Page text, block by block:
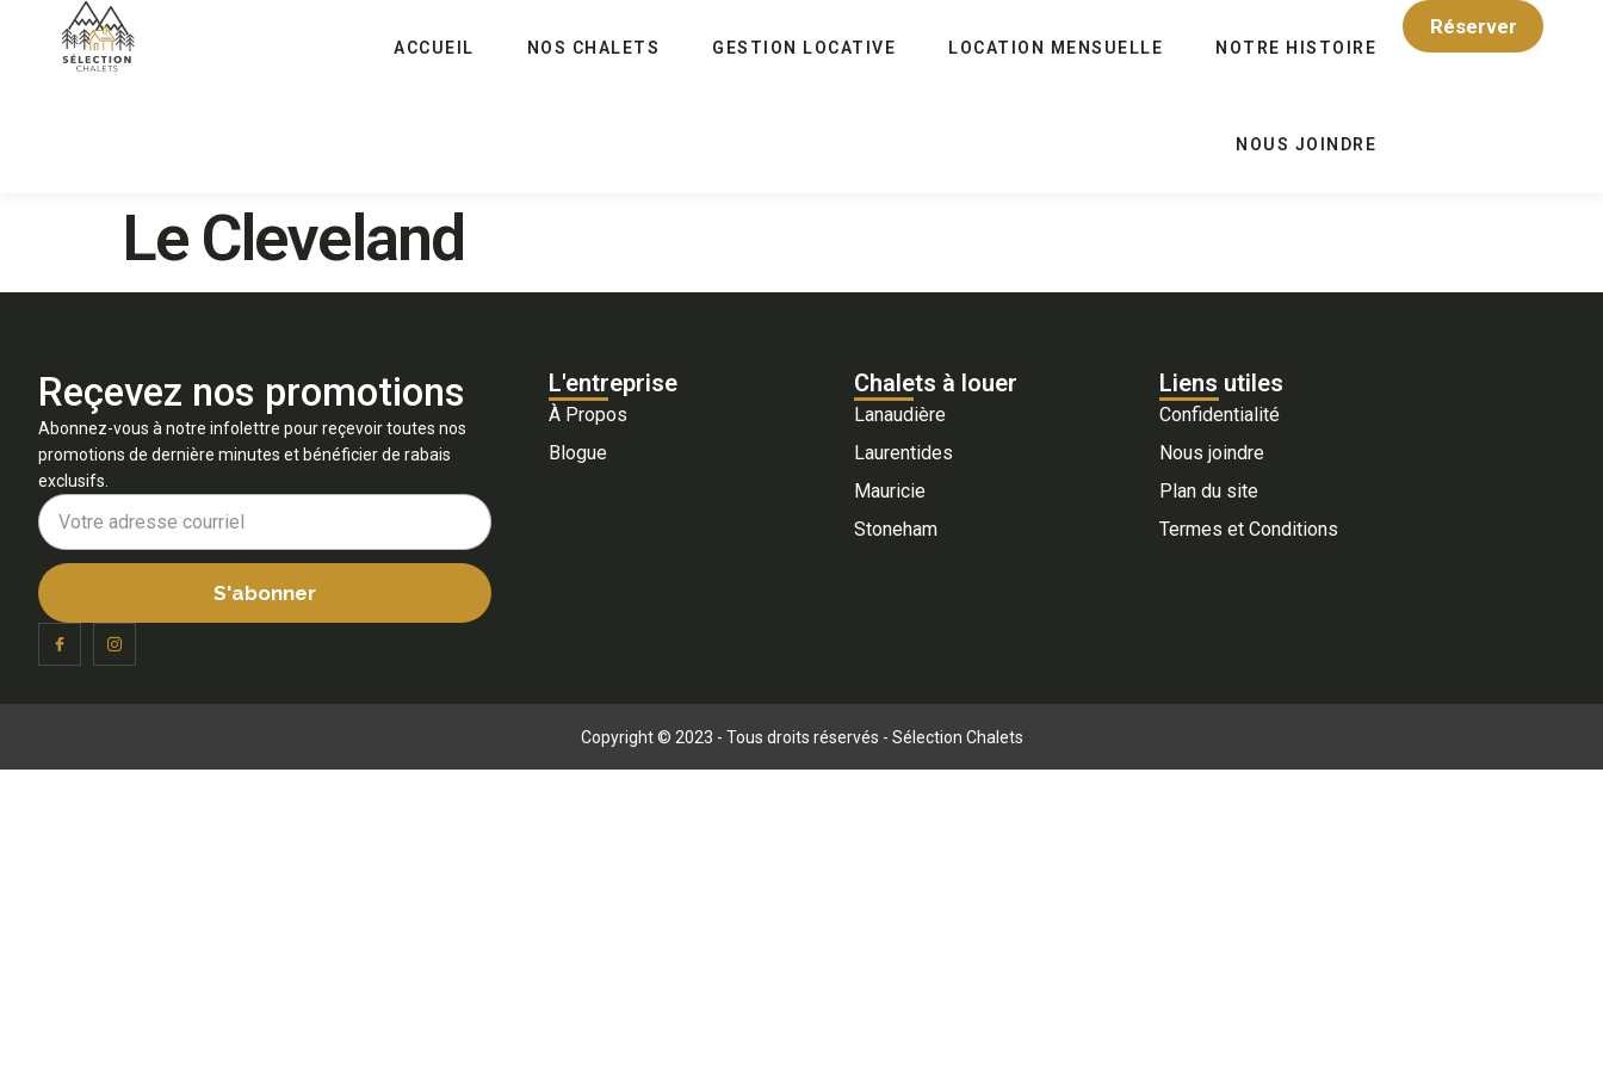
ACCUEIL NOS CHALETS GESTION LOCATIVE LOCATION MENSUELLE NOTRE HISTOIRE
NOUS JOINDRE
Réserver
Le Cleveland
Reçevez nos promotions
Abonnez-vous à notre infolettre pour reçevoir toutes nos
promotions de dernière minutes et bénéficier de rabais
exclusifs.
S'abonner
L'entreprise
À Propos
Blogue
Chalets à louer
Lanaudière
Laurentides
Mauricie
Stoneham
Liens utiles
Confidentialité
Nous joindre
Plan du site
Termes et Conditions
Copyright © 2023 - Tous droits réservés - Sélection Chalets